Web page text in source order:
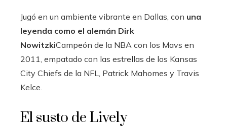
Jugó en un ambiente vibrante en Dallas, con una
leyenda como el alemán Dirk
NowitzkiCampeón de la NBA con los Mavs en
2011, empatado con las estrellas de los Kansas
City Chiefs de la NFL, Patrick Mahomes y Travis
Kelce.
El susto de Lively